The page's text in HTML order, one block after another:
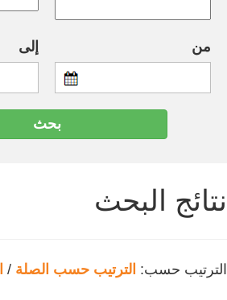
من إلى
نتائج البحث
الترتيب حسب: الترتيب حسب الصلة /